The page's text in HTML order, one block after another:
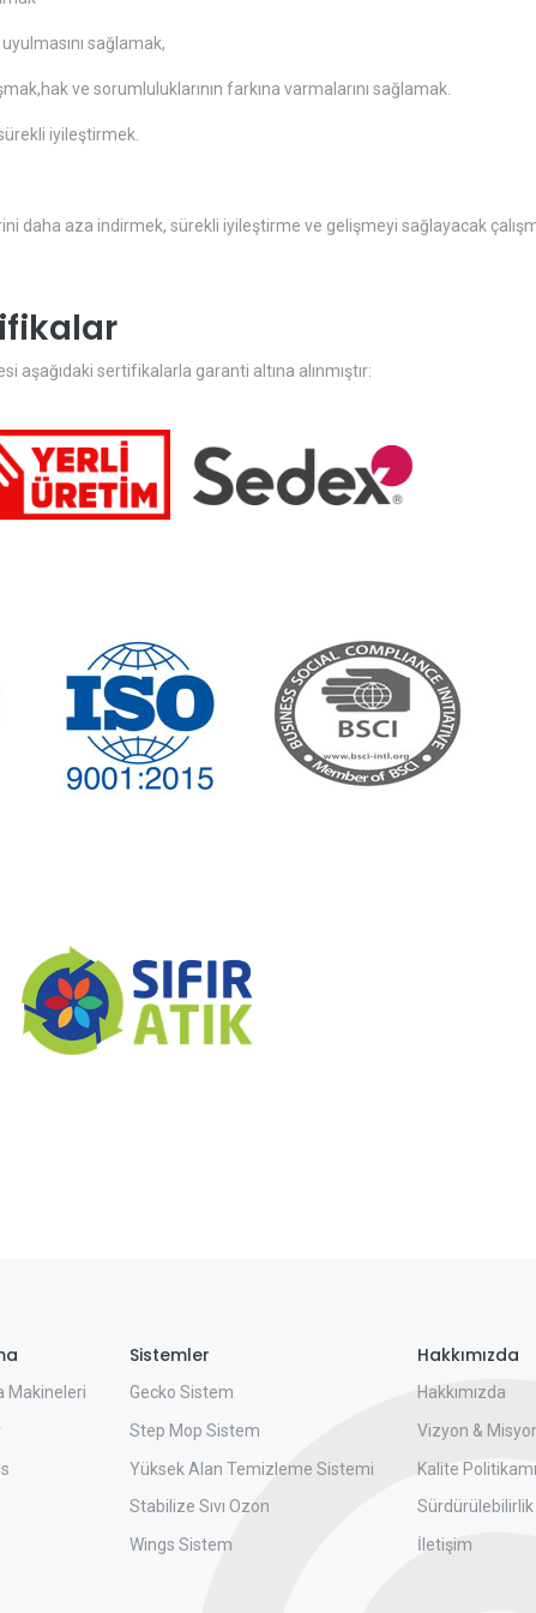
sağlamak,
ve sorumluluklarının farkına varmalarını sağlamak.
iyileştirmek.
daha aza indirmek, sürekli iyileştirme ve gelişmeyi sağlayacak
aşağıdaki sertifikalarla garanti altına alınmıştır:
Makineleri
Sistemler
Gecko Sistem
Step Mop Sistem
Yüksek Alan Temizleme Sistemi
Stabilize Sıvı Ozon
Wings Sistem
Hakkımızda
Hakkımızda
Vizyon &
Kalite
Sürdürülebilirlik
İletişim